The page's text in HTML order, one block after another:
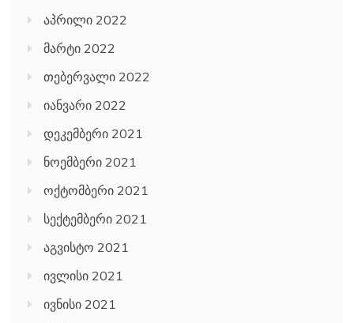
აპრილი 2022
მარტი 2022
თებერვალი 2022
იანვარი 2022
დეკემბერი 2021
ნოემბერი 2021
ოქტომბერი 2021
სექტემბერი 2021
აგვისტო 2021
ივლისი 2021
ივნისი 2021